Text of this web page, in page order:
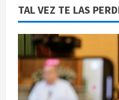
TAL VEZ TE LAS